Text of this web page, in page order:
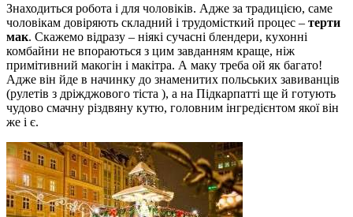
Знаходиться робота і для чоловіків. Адже за традицією, саме
чоловікам довіряють складний і трудомісткий процес – терти
мак. Скажемо відразу – ніякі сучасні блендери, кухонні
комбайни не впораються з цим завданням краще, ніж
примітивний макогін і макітра. А маку треба ой як багато!
Адже він йде в начинку до знаменитих польських завиванців
(рулетів з дріжджового тіста ), а на Підкарпатті ще й готують
чудово смачну різдвяну кутю, головним інгредієнтом якої він
же і є.